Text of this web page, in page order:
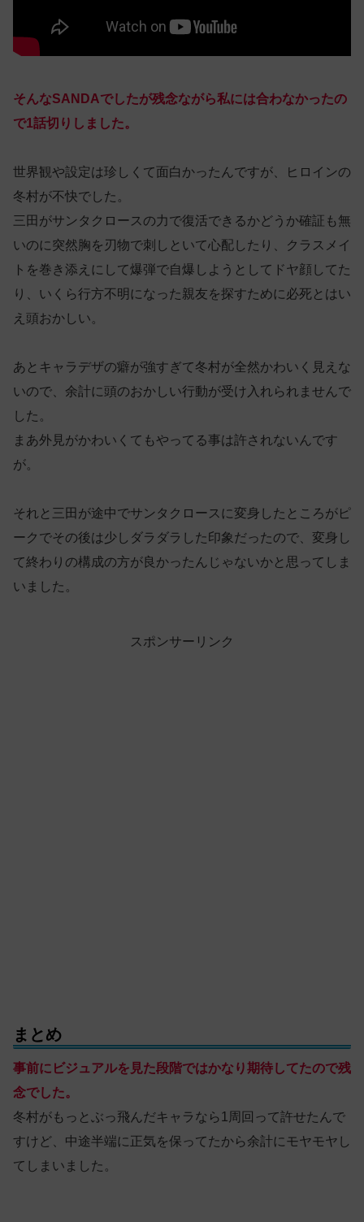
そんなSANDAでしたが残念ながら私には合わなかったの
で1話切りしました。
世界観や設定は珍しくて面白かったんですが、ヒロインの
冬村が不快でした。
三田がサンタクロースの力で復活できるかどうか確証も無
いのに突然胸を刃物で刺しといて心配したり、クラスメイ
トを巻き添えにして爆弾で自爆しようとしてドヤ顔してた
り、いくら行方不明になった親友を探すために必死とはい
え頭おかしい。
あとキャラデザの癖が強すぎて冬村が全然かわいく見えな
いので、余計に頭のおかしい行動が受け入れられませんで
した。
まあ外見がかわいくてもやってる事は許されないんです
が。
それと三田が途中でサンタクロースに変身したところがピ
ークでその後は少しダラダラした印象だったので、変身し
て終わりの構成の方が良かったんじゃないかと思ってしま
いました。
スポンサーリンク
まとめ
事前にビジュアルを見た段階ではかなり期待してたので残
念でした。
冬村がもっとぶっ飛んだキャラなら1周回って許せたんで
すけど、中途半端に正気を保ってたから余計にモヤモヤし
てしまいました。